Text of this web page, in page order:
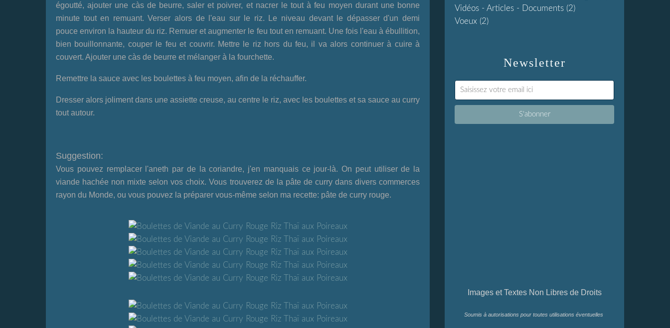
égoutté, ajouter une càs de beurre, saler et poivrer, et nacrer le tout à feu moyen durant une bonne
minute tout en remuant. Verser alors de l'eau sur le riz. Le niveau devant le dépasser d'un demi
pouce environ la hauteur du riz. Remuer et augmenter le feu tout en remuant. Une fois l'eau à ébullition,
bien bouillonnante, couper le feu et couvrir. Mettre le riz hors du feu, il va alors continuer à cuire à
couvert. Ajouter une càs de beurre et mélanger à la fourchette.
Remettre la sauce avec les boulettes à feu moyen, afin de la réchauffer.
Dresser alors joliment dans une assiette creuse, au centre le riz, avec les boulettes et sa sauce au curry
tout autour.
Suggestion:
Vous pouvez remplacer l'aneth par de la coriandre, j'en manquais ce jour-là. On peut utiliser de la
viande hachée non mixte selon vos choix. Vous trouverez de la pâte de curry dans divers commerces
rayon du Monde, ou vous pouvez la préparer vous-même selon ma recette: pâte de curry rouge.
Newsletter
Vidéos - Articles - Documents (2)
Voeux (2)
Images et Textes Non Libres de Droits
Soumis à autorisations pour toutes utilisations éventuelles